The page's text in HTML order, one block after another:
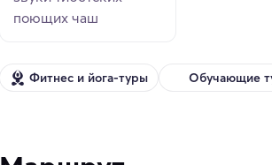
поющих чаш
Фитнес и йога-туры Обучающие